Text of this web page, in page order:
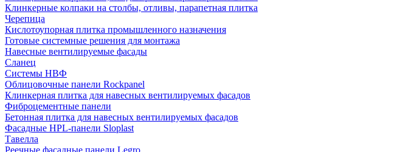
Клинкерные колпаки на столбы, отливы, парапетная плитка
Черепица
Кислотоупорная плитка промышленного назначения
Готовые системные решения для монтажа
Навесные вентилируемые фасады
Сланец
Системы НВФ
Облицовочные панели Rockpanel
Клинкерная плитка для навесных вентилируемых фасадов
Фиброцементные панели
Бетонная плитка для навесных вентилируемых фасадов
Фасадные HPL-панели Sloplast
Тавелла
Реечные фасадные панели Legro